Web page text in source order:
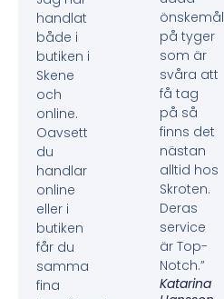
handlat
både i
butiken i
Skene
och
online.
Oavsett
du
handlar
online
eller i
butiken
får du
samma
fina
önskemål
på tyger
som är
svåra att
få tag
på så
finns det
nästan
alltid hos
Skroten.
Deras
service
är Top-
Notch.”
Katarina